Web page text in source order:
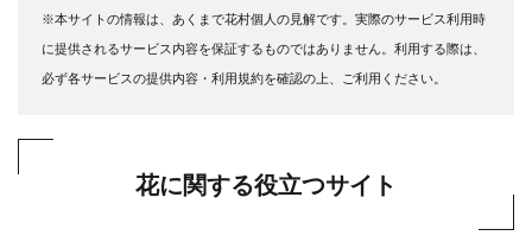
※本サイトの情報は、あくまで花村個人の見解です。実際のサービス利用時
に提供されるサービス内容を保証するものではありません。利用する際は、
必ず各サービスの提供内容・利用規約を確認の上、ご利用ください。
花に関する役立つサイト